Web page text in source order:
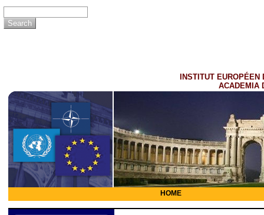
INSTITUT EUROPÉEN
ACADEMIA
HOME